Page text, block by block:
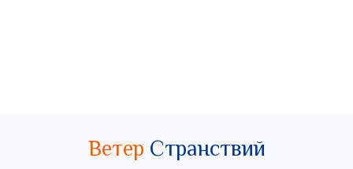
Ветер Странствий